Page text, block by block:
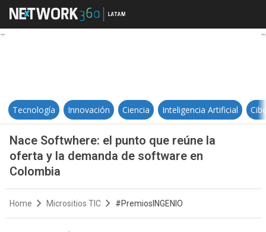
Nace Softwhere: el punto que
Tecnología Innovación Ciencia Inteligencia Artificial
Nace Softwhere: el punto que reúne la
oferta y la demanda de software en
Colombia
Home Micrositios TIC #PremiosINGENIO